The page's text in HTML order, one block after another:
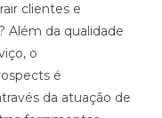
clientes e
Além da qualidade
o
é
da atuação de